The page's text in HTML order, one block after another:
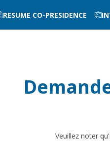
RESUME CO-PRESIDENCE
Veuillez noter